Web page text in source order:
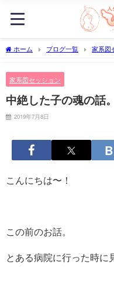
ホーム ブログ一覧 家系図
家系図セッション
中絶した子の魂の話。
2019年7月8日
こんにちは〜！
この前のお話。
とある病院に行った時に